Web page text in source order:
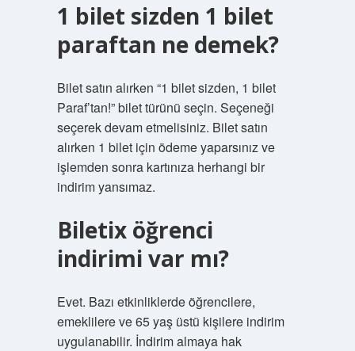
1 bilet sizden 1 bilet
paraftan ne demek?
Bilet satın alırken “1 bilet sizden, 1 bilet
Paraf’tan!” bilet türünü seçin. Seçeneği
seçerek devam etmelisiniz. Bilet satın
alırken 1 bilet için ödeme yaparsınız ve
işlemden sonra kartınıza herhangi bir
indirim yansımaz.
Biletix öğrenci
indirimi var mı?
Evet. Bazı etkinliklerde öğrencilere,
emeklilere ve 65 yaş üstü kişilere indirim
uygulanabilir. İndirim almaya hak